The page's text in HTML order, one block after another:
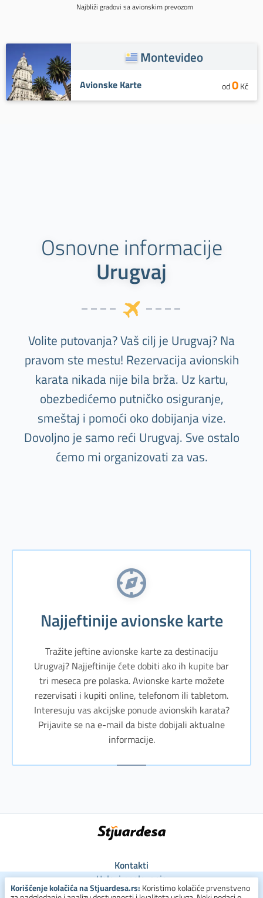
Najbliži gradovi sa avionskim prevozom
Montevideo
Avionske Karte od0Kč
Osnovne informacije
Urugvaj
Volite putovanja? Vaš cilj je Urugvaj? Na
pravom ste mestu! Rezervacija avionskih
karata nikada nije bila brža. Uz kartu,
obezbedićemo putničko osiguranje,
smeštaj i pomoći oko dobijanja vize.
Dovoljno je samo reći Urugvaj. Sve ostalo
ćemo mi organizovati za vas.
Najjeftinije avionske karte
Tražite jeftine avionske karte za destinaciju
Urugvaj? Najjeftinije ćete dobiti ako ih kupite bar
tri meseca pre polaska. Avionske karte možete
rezervisati i kupiti online, telefonom ili tabletom.
Interesuju vas akcijske ponude avionskih karata?
Prijavite se na e-mail da biste dobijali aktualne
informacije.
Kontakti
Uslovi poslovanja
Uslovi za kolačiće
Korišćenje kolačića na Stjuardesa.rs: Koristimo kolačiće prvenstveno